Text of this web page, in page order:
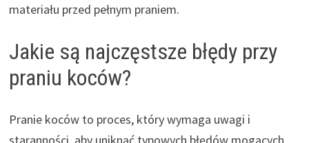
materiału przed pełnym praniem.
Jakie są najczęstsze błędy przy
praniu koców?
Pranie koców to proces, który wymaga uwagi i
staranności, aby uniknąć typowych błędów mogących